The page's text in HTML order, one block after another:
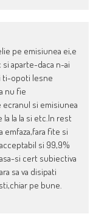
pe emisiunea ei,e
aparte-daca n-ai
ti-opoti lesne
nu fie
si emisiunea
la la la si etc.In rest
fite si
si 99,9%
si cert subiectiva
sa va disipati
pe bune.